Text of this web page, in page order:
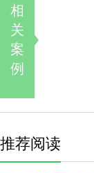
相
关
案
例
推荐阅读